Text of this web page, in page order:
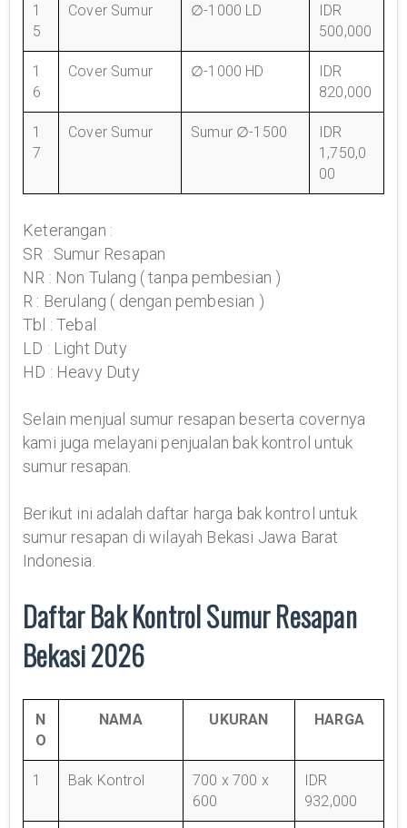
1
5
Cover Sumur ∅-1000 LD
IDR
500,000
1
6
Cover Sumur ∅-1000 HD
IDR
820,000
1
7
Cover Sumur Sumur ∅-1500
IDR
1,750,0
00
Keterangan :
SR : Sumur Resapan
NR : Non Tulang ( tanpa pembesian )
R : Berulang ( dengan pembesian )
Tbl : Tebal
LD : Light Duty
HD : Heavy Duty
Selain menjual sumur resapan beserta covernya
kami juga melayani penjualan bak kontrol untuk
sumur resapan.
Berikut ini adalah daftar harga bak kontrol untuk
sumur resapan di wilayah Bekasi Jawa Barat
Indonesia.
Daftar Bak Kontrol Sumur Resapan
Bekasi 2026
N
O
NAMA UKURAN HARGA
1 Bak Kontrol
700 x 700 x
600
IDR
932,000